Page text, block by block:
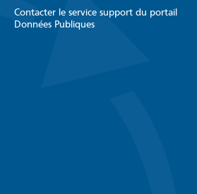
Contacter le service support du portail
Données Publiques